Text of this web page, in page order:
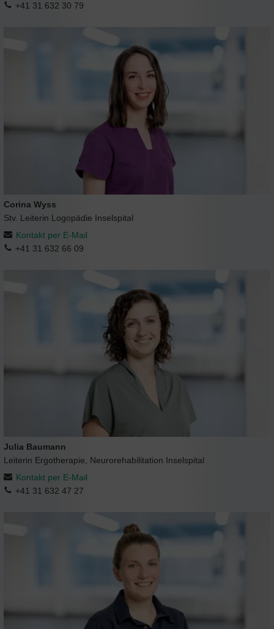
+41 31 632 30 79
Corina Wyss
Stv. Leiterin Logopädie Inselspital
Kontakt per E-Mail
+41 31 632 66 09
Julia Baumann
Leiterin Ergotherapie, Neurorehabilitation Inselspital
Kontakt per E-Mail
+41 31 632 47 27